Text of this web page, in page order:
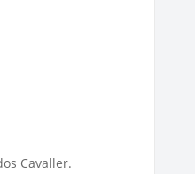
Cavaller.